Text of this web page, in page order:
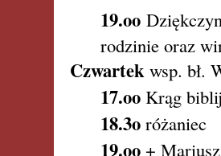
19.oo
rodzinie oraz
Czwartek wsp. bł.
17.ooKrąg
18.3oróżaniec
19.oo+ Mariusz